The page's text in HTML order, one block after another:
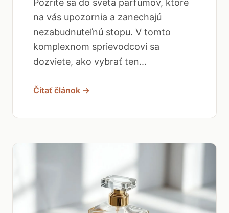
na vás upozornia a zanechajú
nezabudnuteľnú stopu. V tomto
komplexnom sprievodcovi sa
dozviete, ako vybrať ten...
Čítať článok →